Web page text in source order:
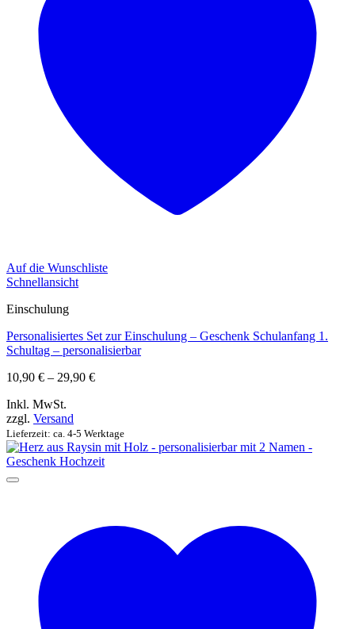
Auf die Wunschliste
Schnellansicht
Einschulung
Personalisiertes Set zur Einschulung – Geschenk Schulanfang 1.
Schultag – personalisierbar
10,90 € – 29,90 €Preisspanne:
Inkl. MwSt.
zzgl. Versand
Lieferzeit: ca. 4-5 Werktage